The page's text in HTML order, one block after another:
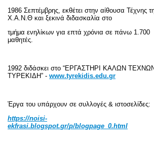
1986 Σεπτέμβρης, εκθέτει στην αίθουσα Τέχνης
Χ.Α.Ν.Θ και ξεκινά διδασκαλία στο
τμήμα ενηλίκων για επτά χρόνια σε πάνω 1.700
μαθητές.
1992 διδάσκει στο “ΕΡΓΑΣΤΗΡΙ ΚΑΛΩΝ
ΤΥΡΕΚΙΔΗ” - www.tyrekidis.edu.gr
Έργα του υπάρχουν σε συλλογές & ιστοσελίδες:
https://noisi-
ekfrasi.blogspot.gr/p/blogpage 0.html